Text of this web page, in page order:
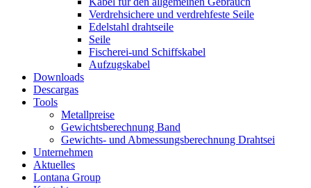
Verdrehsichere und verdrehfeste Seile
Edelstahl drahtseile
Seile
Fischerei-und Schiffskabel
Aufzugskabel
Downloads
Descargas
Tools
Metallpreise
Gewichtsberechnung Band
Gewichts- und Abmessungsberechnung Drahtsei
Unternehmen
Aktuelles
Lontana Group